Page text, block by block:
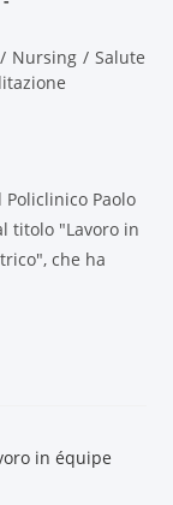
/ Nursing / Salute
Policlinico Paolo
titolo "Lavoro in
che ha